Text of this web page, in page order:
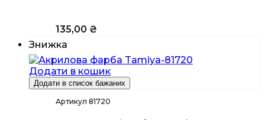
135,00 ₴
Знижка
Додати в кошик
Додати в список бажаних
Артикул 81720